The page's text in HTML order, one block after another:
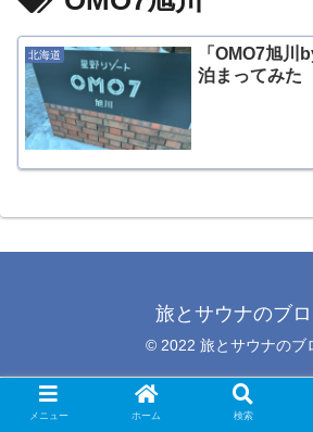
北海道
「OMO7旭川
泊まってみた
旅とサウナのブ
© 2022 旅とサウナのブ
メニュー ホーム 検索